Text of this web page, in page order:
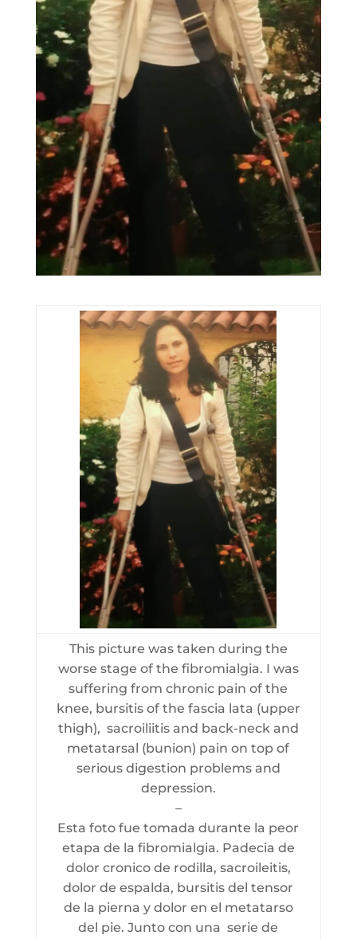
This picture was taken during the
worse stage of the fibromialgia. I was
suffering from chronic pain of the
knee, bursitis of the fascia lata (upper
thigh), sacroiliitis and back-neck and
metatarsal (bunion) pain on top of
serious digestion problems and
depression.
–
Esta foto fue tomada durante la peor
etapa de la fibromialgia. Padecia de
dolor cronico de rodilla, sacroileitis,
dolor de espalda, bursitis del tensor
de la pierna y dolor en el metatarso
del pie. Junto con una serie de